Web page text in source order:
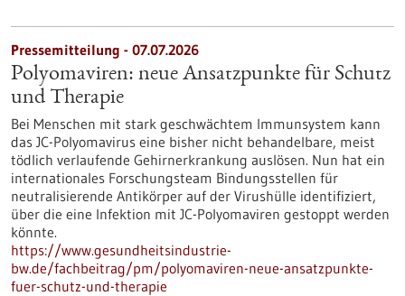
Pressemitteilung - 07.07.2026
Polyomaviren: neue Ansatzpunkte für Schutz
und Therapie
Bei Menschen mit stark geschwächtem Immunsystem kann
das JC-Polyomavirus eine bisher nicht behandelbare, meist
tödlich verlaufende Gehirnerkrankung auslösen. Nun hat ein
internationales Forschungsteam Bindungsstellen für
neutralisierende Antikörper auf der Virushülle identifiziert,
über die eine Infektion mit JC-Polyomaviren gestoppt werden
könnte.
https://www.gesundheitsindustrie-
bw.de/fachbeitrag/pm/polyomaviren-neue-ansatzpunkte-
fuer-schutz-und-therapie